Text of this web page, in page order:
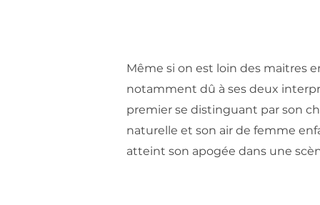
Même si on est loin des maitres
notamment dû à ses deux
premier se distinguant par son
naturelle et son air de femme
atteint son apogée dans une